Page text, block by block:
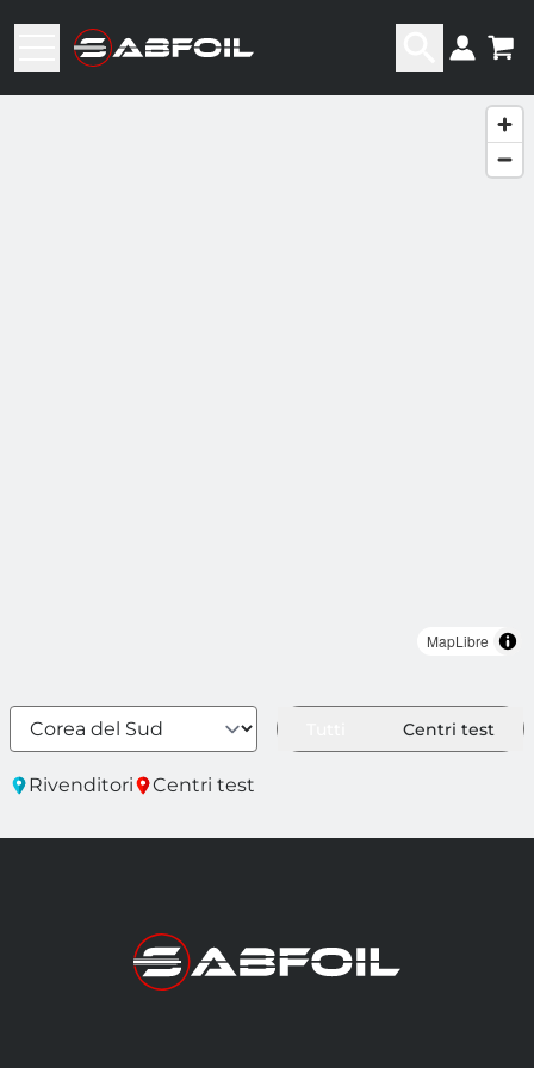
MapLibre
Centri test
Rivenditori Centri test